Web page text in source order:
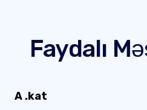
Faydalı
A .kat